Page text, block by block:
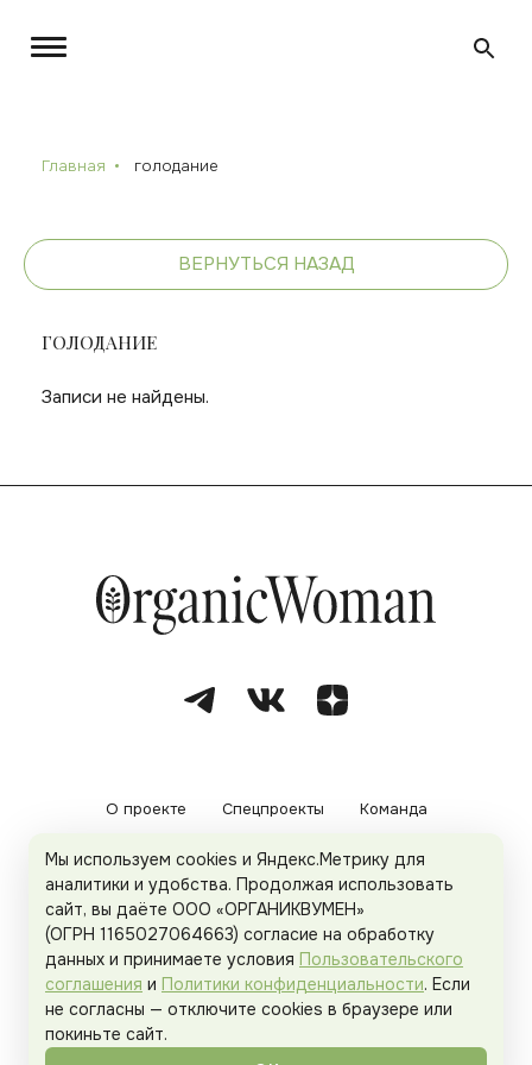
Главная голодание
ВЕРНУТЬСЯ НАЗАД
ГОЛОДАНИЕ
Записи не найдены.
О проекте Спецпроекты Команда
Рекламодателям Политика конфиденциальности
Пользовательское соглашение
Organicwoman.ru . Все права защищены.
Мы используем cookies и Яндекс.Метрику для
аналитики и удобства. Продолжая использовать
сайт, вы даёте ООО «ОРГАНИКВУМЕН»
(ОГРН 1165027064663) согласие на обработку
данных и принимаете условия Пользовательского
соглашения и Политики конфиденциальности. Если
не согласны — отключите cookies в браузере или
покиньте сайт.